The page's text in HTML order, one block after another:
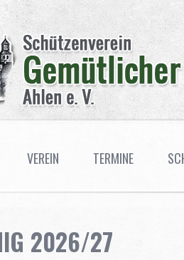
VEREIN TERMINE
2026/27